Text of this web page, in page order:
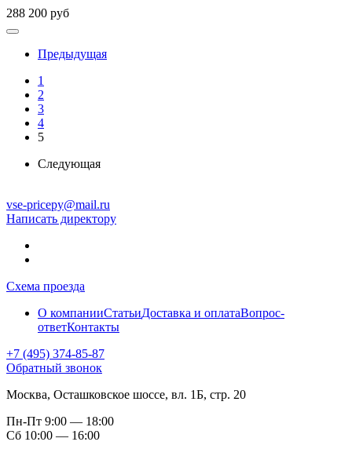
288 200 руб
Предыдущая
1
2
3
4
5
Следующая
vse-pricepy@mail.ru
Написать директору
Схема проезда
О компанииСтатьиДоставка и оплатаВопрос-
ответКонтакты
+7 (495) 374-85-87
Обратный звонок
Москва, Осташковское шоссе, вл. 1Б, стр. 20
Пн-Пт 9:00 — 18:00
Сб 10:00 — 16:00